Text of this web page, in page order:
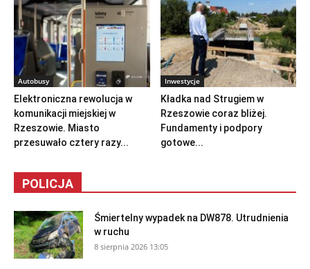
Autobusy
Elektroniczna rewolucja w
komunikacji miejskiej w
Rzeszowie. Miasto
przesuwało cztery razy...
Inwestycje
Kładka nad Strugiem w
Rzeszowie coraz bliżej.
Fundamenty i podpory
gotowe...
POLICJA
Śmiertelny wypadek na DW878. Utrudnienia
w ruchu
8 sierpnia 2026 13:05